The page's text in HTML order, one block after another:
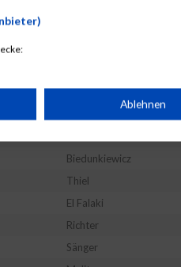
Knauer
Biedunkiewicz
Thiel
El Falaki
Richter
Sänger
Informationen auf einem
Werbung
personalisierter Werbung
Ablehnen